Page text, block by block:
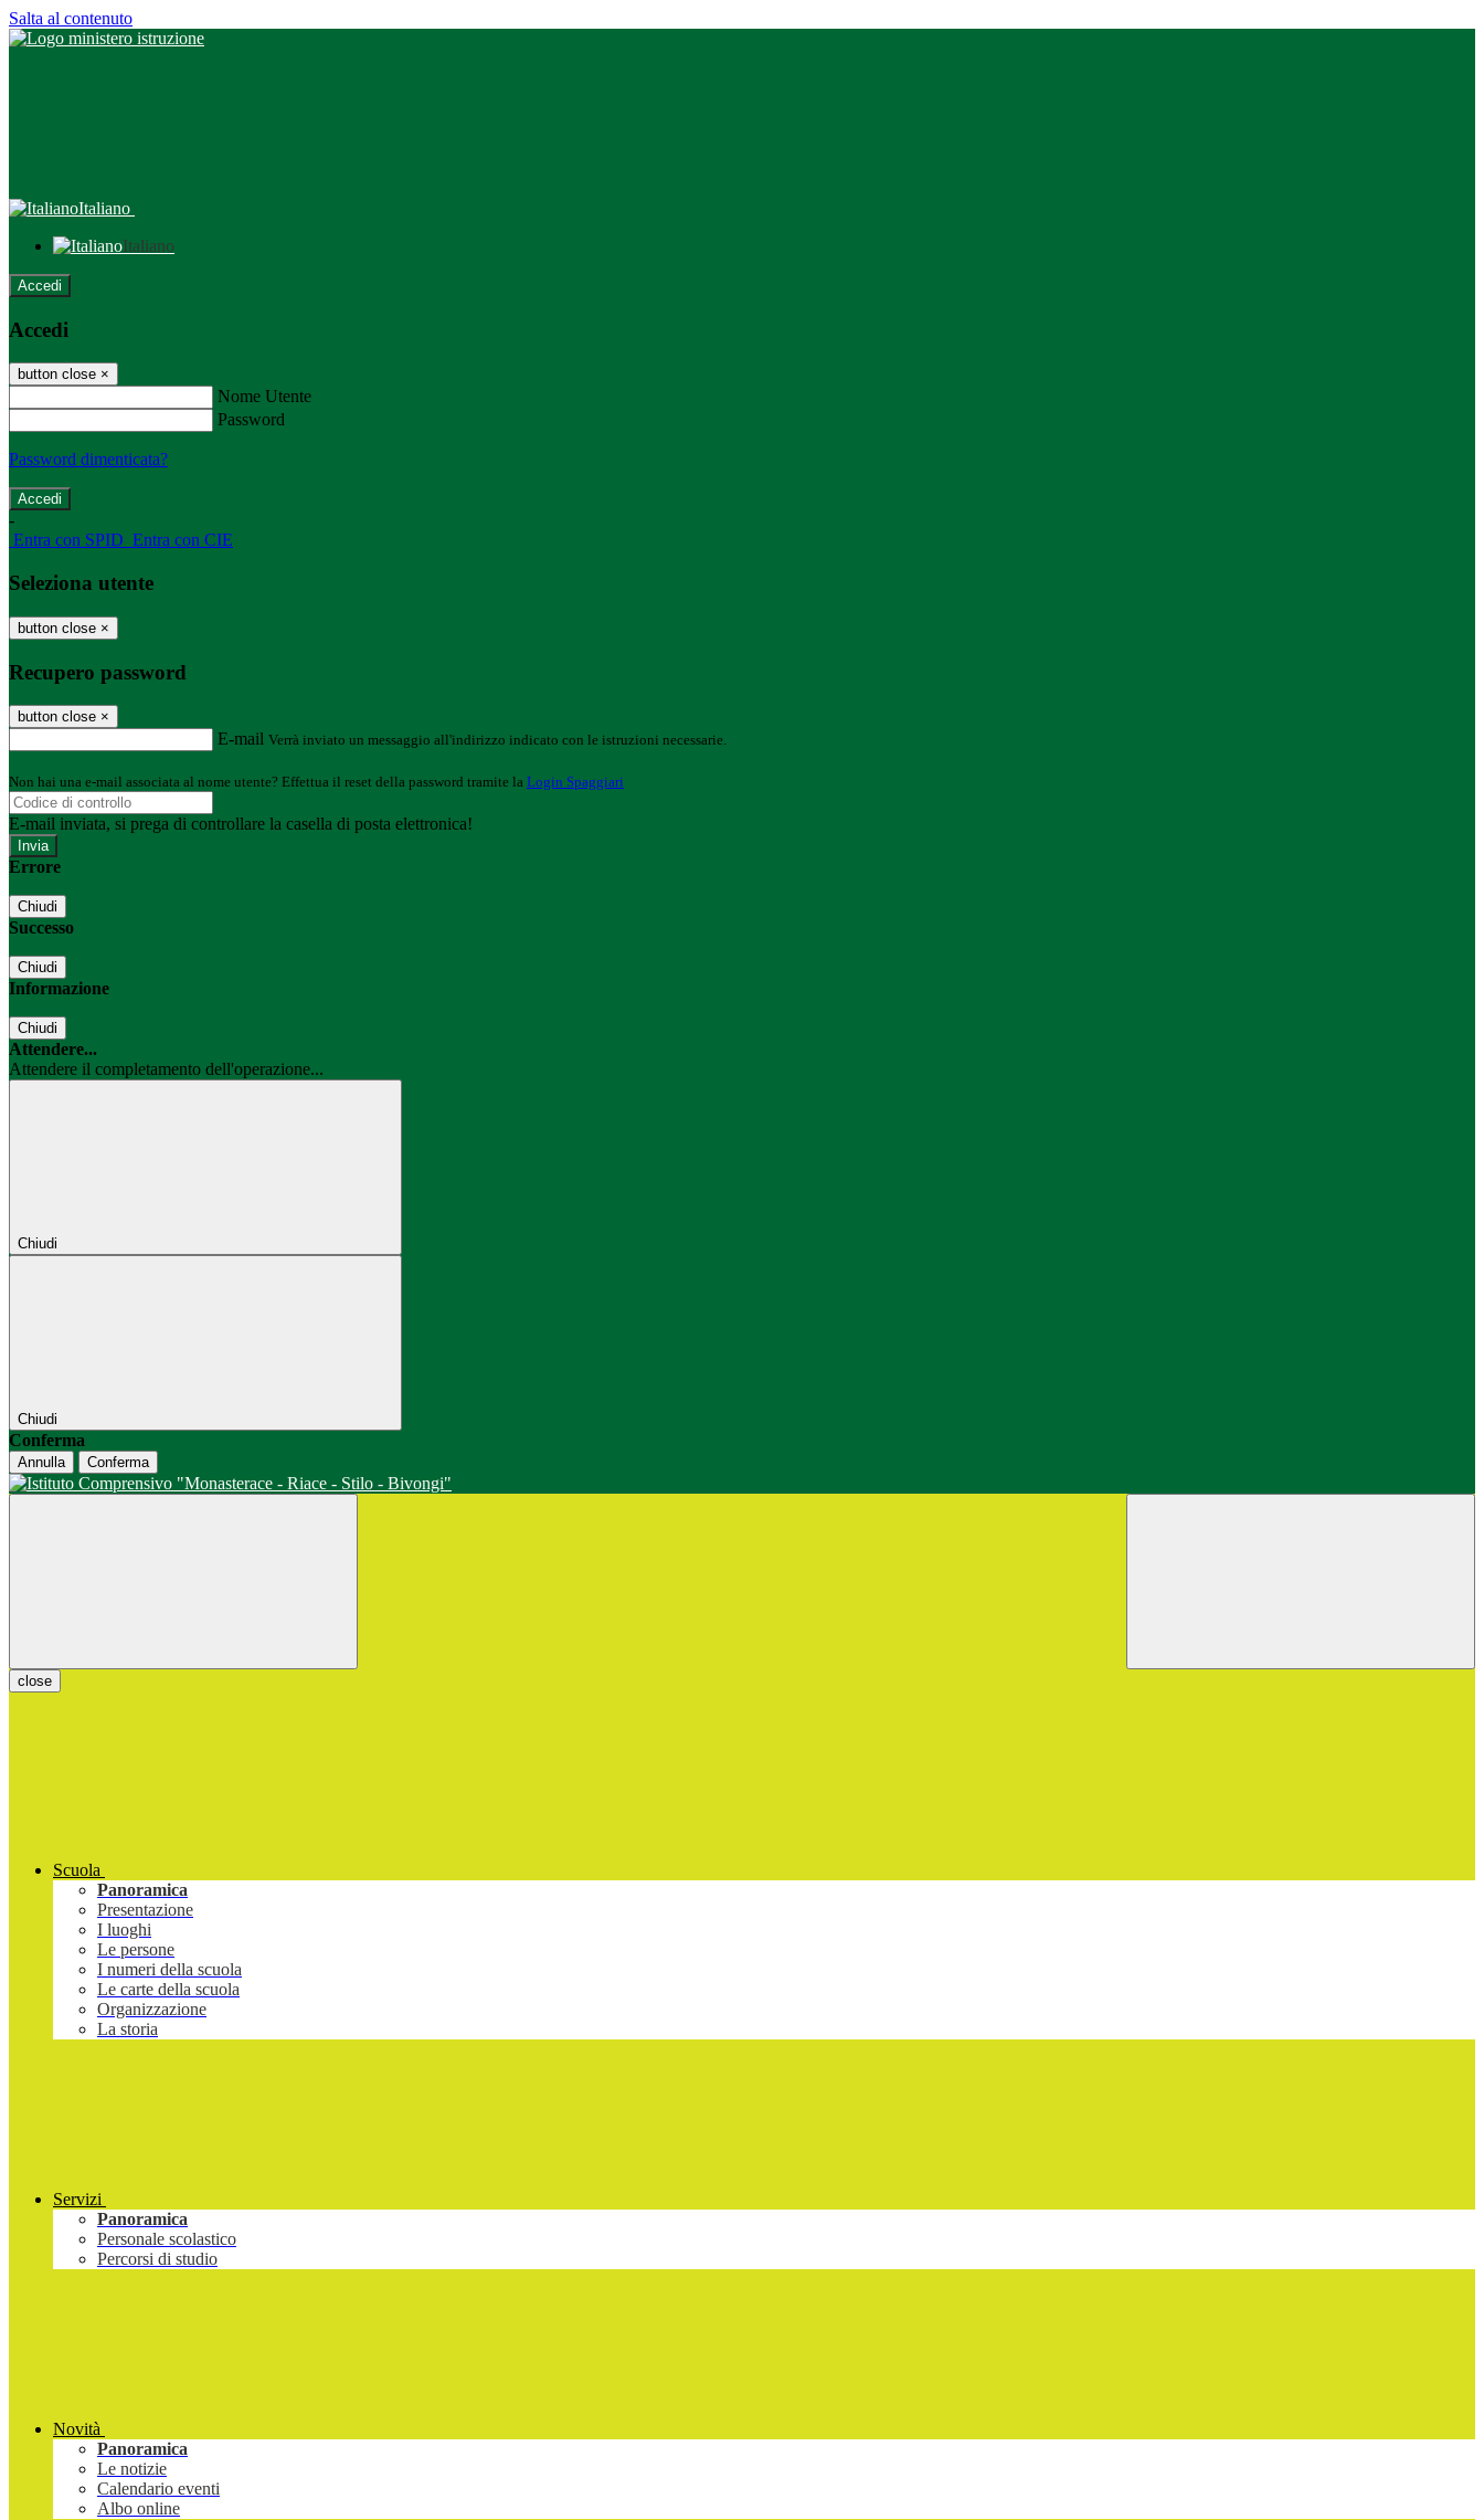
Salta al contenuto
Italiano
Italiano
Accedi
Accedi
button close ×
Nome Utente
Password
Password dimenticata?
-
Entra con SPID Entra con CIE
Seleziona utente
button close ×
Recupero password
button close ×
E-mail Verrà inviato un messaggio all'indirizzo indicato con le istruzioni necessarie.
Non hai una e-mail associata al nome utente? Effettua il reset della password tramite la Login Spaggiari
E-mail inviata, si prega di controllare la casella di posta elettronica!
Errore
Chiudi
Successo
Chiudi
Informazione
Chiudi
Attendere...
Attendere il completamento dell'operazione...
Chiudi
Chiudi
Conferma
Annulla Conferma
close
Scuola
Panoramica
Presentazione
I luoghi
Le persone
I numeri della scuola
Le carte della scuola
Organizzazione
La storia
Servizi
Panoramica
Personale scolastico
Percorsi di studio
Novità
Panoramica
Le notizie
Calendario eventi
Albo online